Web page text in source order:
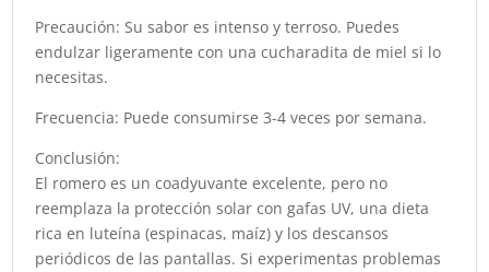
Precaución: Su sabor es intenso y terroso. Puedes
endulzar ligeramente con una cucharadita de miel si lo
necesitas.
Frecuencia: Puede consumirse 3-4 veces por semana.
Conclusión:
El romero es un coadyuvante excelente, pero no
reemplaza la protección solar con gafas UV, una dieta
rica en luteína (espinacas, maíz) y los descansos
periódicos de las pantallas. Si experimentas problemas